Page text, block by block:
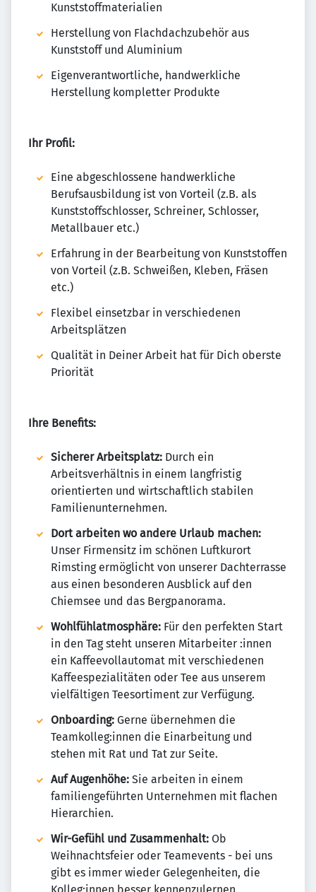
Kunststoffmaterialien
Herstellung von Flachdachzubehör aus
Kunststoff und Aluminium
Eigenverantwortliche, handwerkliche
Herstellung kompletter Produkte
Ihr Profil:
Eine abgeschlossene handwerkliche
Berufsausbildung ist von Vorteil (z.B. als
Kunststoffschlosser, Schreiner, Schlosser,
Metallbauer etc.)
Erfahrung in der Bearbeitung von Kunststoffen
von Vorteil (z.B. Schweißen, Kleben, Fräsen
etc.)
Flexibel einsetzbar in verschiedenen
Arbeitsplätzen
Qualität in Deiner Arbeit hat für Dich oberste
Priorität
Ihre Benefits:
Sicherer Arbeitsplatz: Durch ein
Arbeitsverhältnis in einem langfristig
orientierten und wirtschaftlich stabilen
Familienunternehmen.
Dort arbeiten wo andere Urlaub machen:
Unser Firmensitz im schönen Luftkurort
Rimsting ermöglicht von unserer Dachterrasse
aus einen besonderen Ausblick auf den
Chiemsee und das Bergpanorama.
Wohlfühlatmosphäre: Für den perfekten Start
in den Tag steht unseren Mitarbeiter :innen
ein Kaffeevollautomat mit verschiedenen
Kaffeespezialitäten oder Tee aus unserem
vielfältigen Teesortiment zur Verfügung.
Onboarding: Gerne übernehmen die
Teamkolleg:innen die Einarbeitung und
stehen mit Rat und Tat zur Seite.
Auf Augenhöhe: Sie arbeiten in einem
familiengeführten Unternehmen mit flachen
Hierarchien.
Wir-Gefühl und Zusammenhalt: Ob
Weihnachtsfeier oder Teamevents - bei uns
gibt es immer wieder Gelegenheiten, die